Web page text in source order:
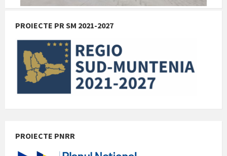
PROIECTE PR SM 2021-2027
PROIECTE PNRR